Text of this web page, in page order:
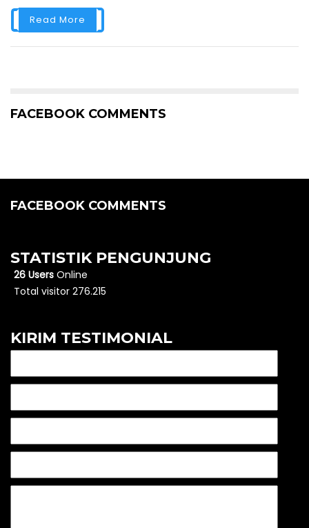
Read More
FACEBOOK COMMENTS
FACEBOOK COMMENTS
STATISTIK PENGUNJUNG
26 Users Online
Total visitor 276.215
KIRIM TESTIMONIAL